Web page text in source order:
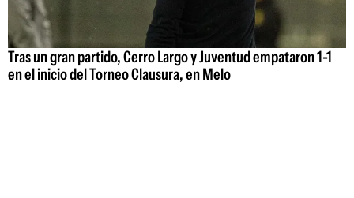
Tras un gran partido, Cerro Largo y Juventud empataron 1-1
en el inicio del Torneo Clausura, en Melo